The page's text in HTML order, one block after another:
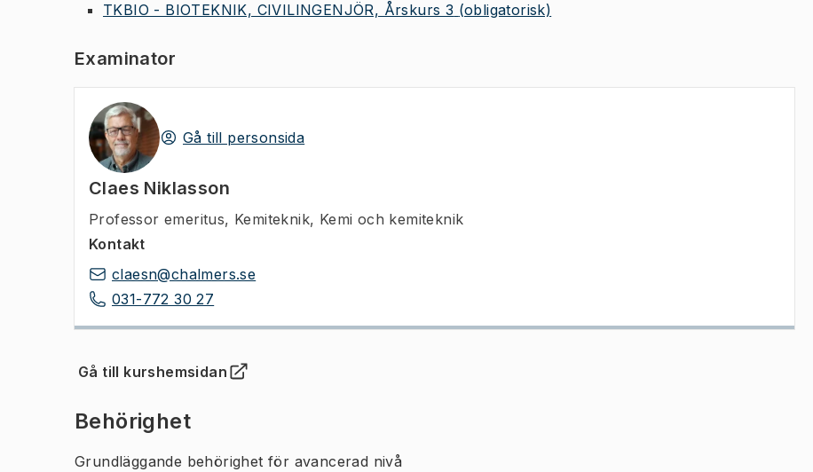
TKBIO - BIOTEKNIK, CIVILINGENJÖR, Årskurs 3 (obligatorisk)
Examinator
Gå till personsida
Claes Niklasson
Professor emeritus, Kemiteknik, Kemi och kemiteknik
Kontakt
claesn@chalmers.se
031-772 30 27
Gå till kurshemsidan
(Öppnas i ny flik)
Behörighet
Grundläggande behörighet för avancerad nivå